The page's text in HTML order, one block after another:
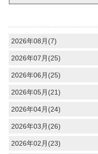
2026年08月(7)
2026年07月(25)
2026年06月(25)
2026年05月(21)
2026年04月(24)
2026年03月(26)
2026年02月(23)